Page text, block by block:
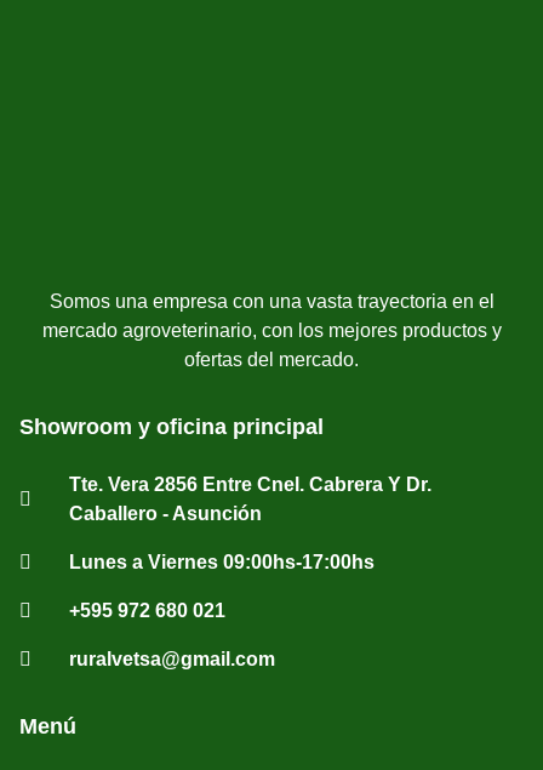
Somos una empresa con una vasta trayectoria en el
mercado agroveterinario, con los mejores productos y
ofertas del mercado.
Showroom y oficina principal
Tte. Vera 2856 Entre Cnel. Cabrera Y Dr.
Caballero - Asunción
Lunes a Viernes 09:00hs-17:00hs
+595 972 680 021
ruralvetsa@gmail.com
Menú